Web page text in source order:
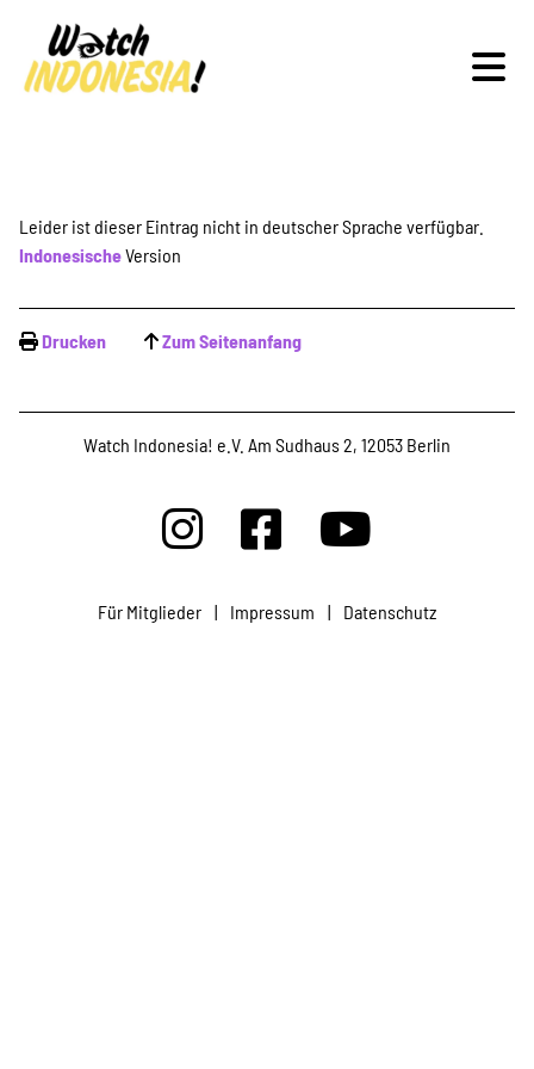
Schwerpunkte
Veranstaltungen
Publikationen
Projekte
Leider ist dieser Eintrag nicht in deutscher Sprache verfügbar.
IndonesischeVersion
Drucken Zum Seitenanfang
Watch Indonesia! e.V. Am Sudhaus 2, 12053 Berlin
Für Mitglieder | Impressum | Datenschutz